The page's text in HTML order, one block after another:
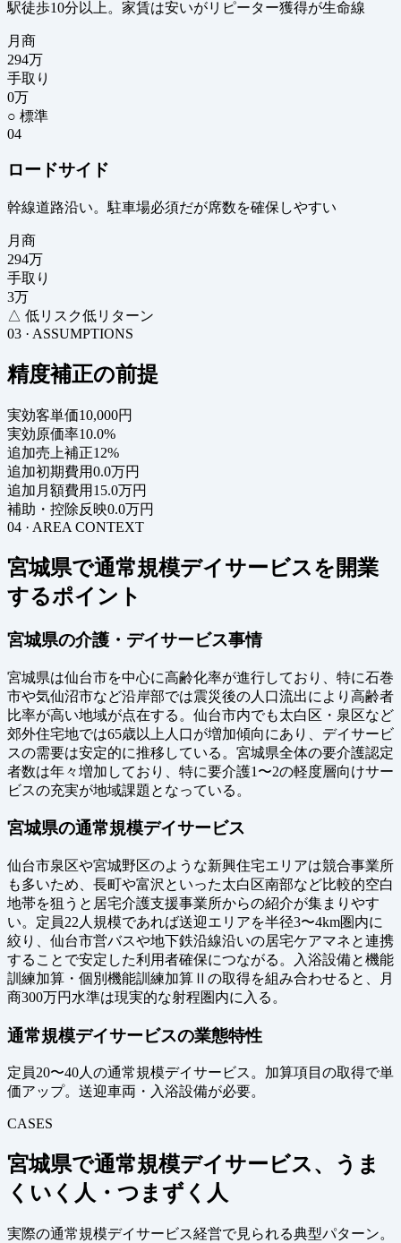
駅徒歩10分以上。家賃は安いがリピーター獲得が生命線
月商
294万
手取り
0万
○ 標準
04
ロードサイド
幹線道路沿い。駐車場必須だが席数を確保しやすい
月商
294万
手取り
3万
△ 低リスク低リターン
03 · ASSUMPTIONS
精度補正の前提
実効客単価10,000円
実効原価率10.0%
追加売上補正12%
追加初期費用0.0万円
追加月額費用 15.0万円
補助・控除反映0.0万円
04 · AREA CONTEXT
宮城県で通常規模デイサービスを開業
するポイント
宮城県の介護・デイサービス事情
宮城県は仙台市を中心に高齢化率が進行しており、特に石巻
市や気仙沼市など沿岸部では震災後の人口流出により高齢者
比率が高い地域が点在する。仙台市内でも太白区・泉区など
郊外住宅地では65歳以上人口が増加傾向にあり、デイサービ
スの需要は安定的に推移している。宮城県全体の要介護認定
者数は年々増加しており、特に要介護1〜2の軽度層向けサー
ビスの充実が地域課題となっている。
宮城県の通常規模デイサービス
仙台市泉区や宮城野区のような新興住宅エリアは競合事業所
も多いため、長町や富沢といった太白区南部など比較的空白
地帯を狙うと居宅介護支援事業所からの紹介が集まりやす
い。定員22人規模であれば送迎エリアを半径3〜4km圏内に
絞り、仙台市営バスや地下鉄沿線沿いの居宅ケアマネと連携
することで安定した利用者確保につながる。入浴設備と機能
訓練加算・個別機能訓練加算Ⅱの取得を組み合わせると、月
商300万円水準は現実的な射程圏内に入る。
通常規模デイサービスの業態特性
定員20〜40人の通常規模デイサービス。加算項目の取得で単
価アップ。送迎車両・入浴設備が必要。
CASES
宮城県で通常規模デイサービス、うま
くいく人・つまずく人
実際の通常規模デイサービス経営で見られる典型パターン。